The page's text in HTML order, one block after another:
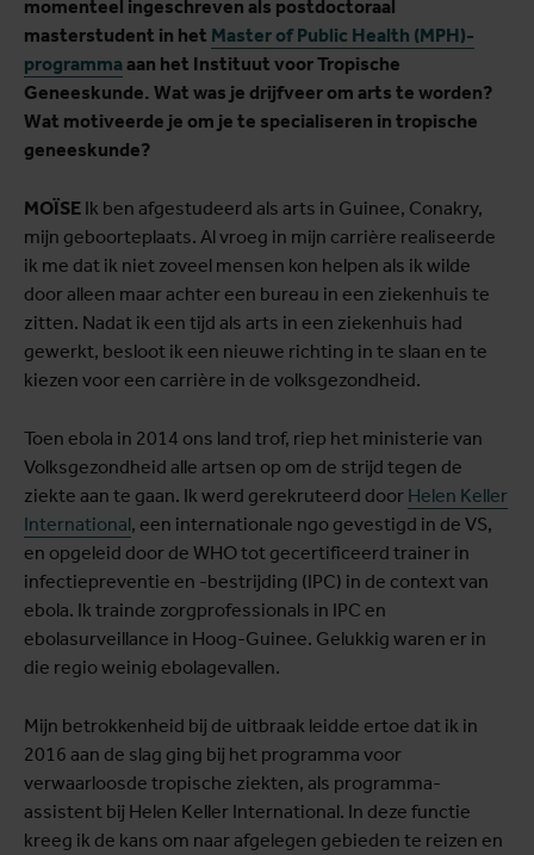
momenteel ingeschreven als postdoctoraal
masterstudent in het Master of Public Health (MPH)-
programmaaan het Instituut voor Tropische
Geneeskunde. Wat was je drijfveer om arts te worden?
Wat motiveerde je om je te specialiseren in tropische
geneeskunde?
MOÏSE Ik ben afgestudeerd als arts in Guinee, Conakry,
mijn geboorteplaats. Al vroeg in mijn carrière realiseerde
ik me dat ik niet zoveel mensen kon helpen als ik wilde
door alleen maar achter een bureau in een ziekenhuis te
zitten. Nadat ik een tijd als arts in een ziekenhuis had
gewerkt, besloot ik een nieuwe richting in te slaan en te
kiezen voor een carrière in de volksgezondheid.
Toen ebola in 2014 ons land trof, riep het ministerie van
Volksgezondheid alle artsen op om de strijd tegen de
ziekte aan te gaan. Ik werd gerekruteerd door Helen Keller
International, een internationale ngo gevestigd in de VS,
en opgeleid door de WHO tot gecertificeerd trainer in
infectiepreventie en -bestrijding (IPC) in de context van
ebola. Ik trainde zorgprofessionals in IPC en
ebolasurveillance in Hoog-Guinee. Gelukkig waren er in
die regio weinig ebolagevallen.
Mijn betrokkenheid bij de uitbraak leidde ertoe dat ik in
2016 aan de slag ging bij het programma voor
verwaarloosde tropische ziekten, als programma-
assistent bij Helen Keller International. In deze functie
kreeg ik de kans om naar afgelegen gebieden te reizen en